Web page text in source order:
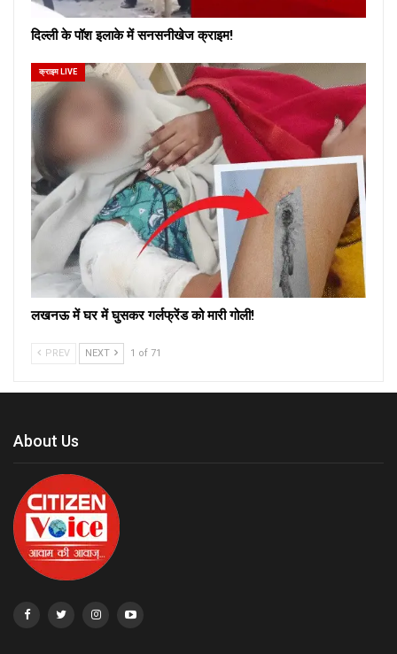
दिल्ली के पॉश इलाके में सनसनीखेज क्राइम!
क्राइम LIVE
लखनऊ में घर में घुसकर गर्लफ्रेंड को मारी गोली!
PREV NEXT 1 of 71
About Us